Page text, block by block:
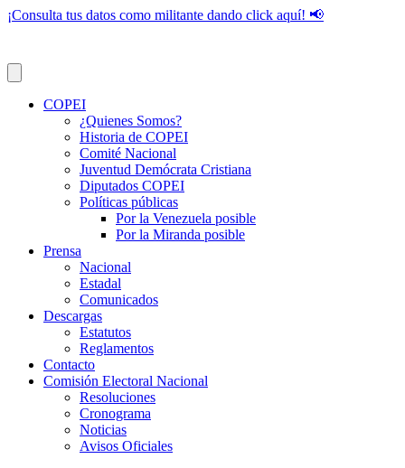
¡Consulta tus datos como militante dando click aquí! 📢
COPEI
¿Quienes Somos?
Historia de COPEI
Comité Nacional
Juventud Demócrata Cristiana
Diputados COPEI
Políticas públicas
Por la Venezuela posible
Por la Miranda posible
Prensa
Nacional
Estadal
Comunicados
Descargas
Estatutos
Reglamentos
Contacto
Comisión Electoral Nacional
Resoluciones
Cronograma
Noticias
Avisos Oficiales